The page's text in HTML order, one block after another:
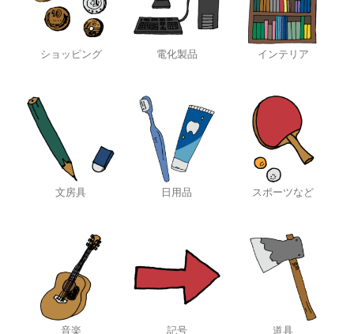
ショッピング 電化製品 インテリア
文房具 日用品 スポーツなど
音楽 記号 道具